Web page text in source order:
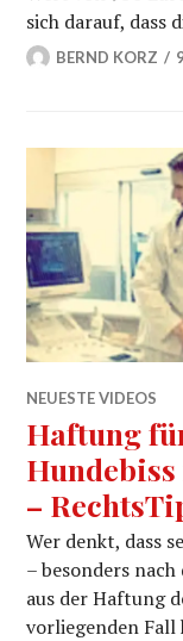
sich darauf, dass
BERND KORZ
NEUESTE VIDEOS
Haftung
–
Wer denkt, dass
– besonders
aus der Haftung
vorliegenden Fall